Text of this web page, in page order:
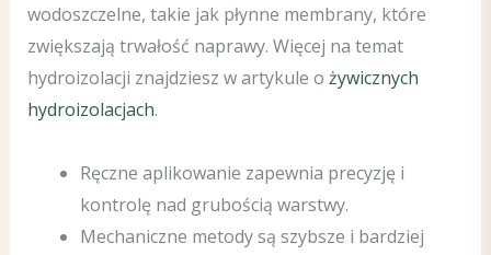
wodoszczelne, takie jak płynne membrany, które
zwiększają trwałość naprawy. Więcej na temat
hydroizolacji znajdziesz w artykule o żywicznych
hydroizolacjach.
Ręczne aplikowanie zapewnia precyzję i
kontrolę nad grubością warstwy.
Mechaniczne metody są szybsze i bardziej